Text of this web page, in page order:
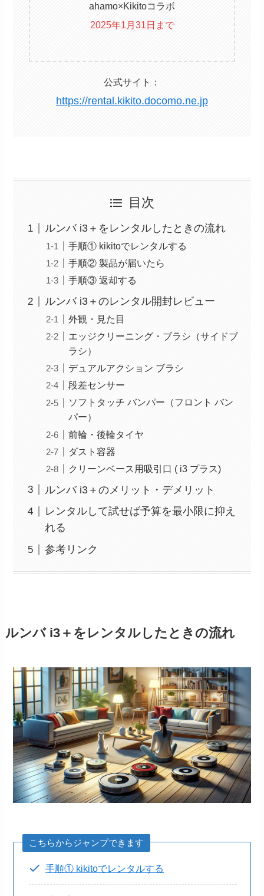
ahamo×Kikitoコラボ
2025年1月31日まで
公式サイト：
https://rental.kikito.docomo.ne.jp
目次
ルンバ i3＋をレンタルしたときの流れ
手順① kikitoでレンタルする
手順② 製品が届いたら
手順③ 返却する
ルンバ i3＋のレンタル開封レビュー
外観・見た目
エッジクリーニング・ブラシ（サイドブ
ラシ）
デュアルアクション ブラシ
段差センサー
ソフトタッチ バンパー（フロント バン
パー）
前輪・後輪タイヤ
ダスト容器
クリーンベース用吸引口 ( i3 プラス)
ルンバ i3＋のメリット・デメリット
レンタルして試せば予算を最小限に抑え
れる
参考リンク
ルンバ i3＋をレンタルしたときの流れ
こちらからジャンプできます
手順① kikitoでレンタルする